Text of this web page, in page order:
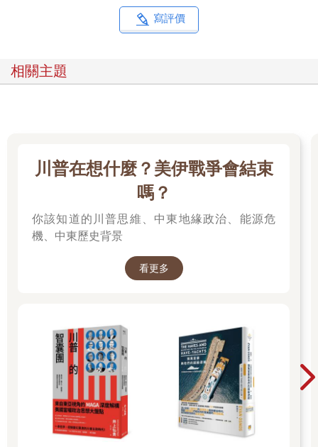
寫評價
相關主題
川普在想什麼？美伊戰爭會結束
嗎？
你該知道的川普思維、中東地緣政治、能源危
機、中東歷史背景
看更多